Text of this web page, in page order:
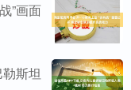
”画面
斯坦